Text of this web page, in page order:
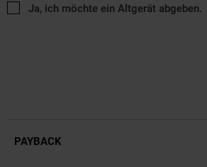
Ja, ich möchte ein Altgerät abgeben.
PAYBACK